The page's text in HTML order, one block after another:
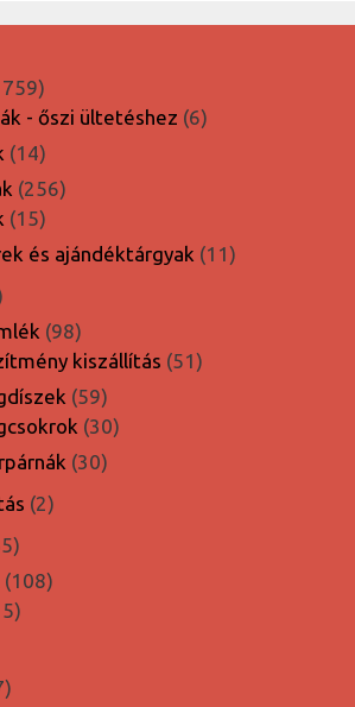
1759
termék
- őszi ültetéshez 66
1414
termék
256256
1515
termék
és ajándéktárgyak 1111
9898
termék
kiszállítás 5151
5959
termék
3030
3030
22
65
termék
108108
15
7